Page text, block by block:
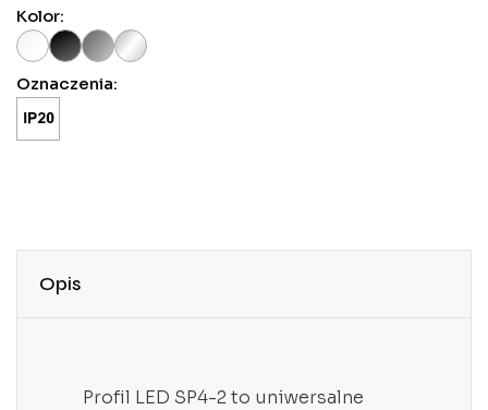
Kolor:
Oznaczenia:
Opis
Profil LED SP4-2 to uniwersalne